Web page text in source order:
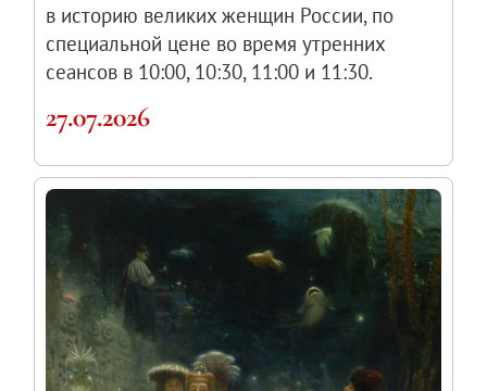
в историю великих женщин России, по
специальной цене во время утренних
сеансов в 10:00, 10:30, 11:00 и 11:30.
27.07.2026